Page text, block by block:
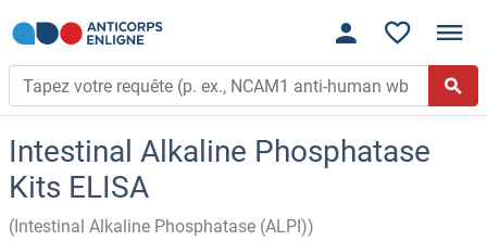
Intestinal Alkaline Phosphatase
Kits ELISA
(Intestinal Alkaline Phosphatase (ALPI))